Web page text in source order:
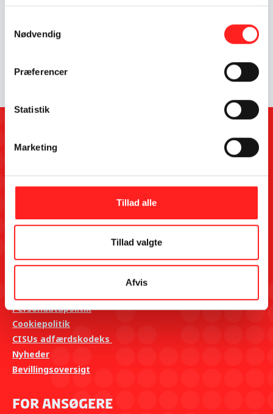
Nødvendig
Præferencer
Statistik
Marketing
Tillad alle
Tillad valgte
Afvis
relation til rent vand. På baggrund af denne viden gennemgår
deltagerne en designproces, hvor de udvikler løsningsforslag,
som kan afhjælpe problematikkerne. Indsatsen bidrager til at
omverdensforståelse gennem relaterbare og konkrete cases.
Kontakt
OpEn-puljen forvaltes af CISU og Fonden Roskilde Festival for
Tilmeld dig OpEns kontaktliste her
Kontakt CISUs sekretariat på hverdage kl. 10-14 på:
Mail:info@openpuljen.dk
Persondatapolitik
Cookiepolitik
CISUs adfærdskodeks
Nyheder
Bevillingsoversigt
For ansøgere